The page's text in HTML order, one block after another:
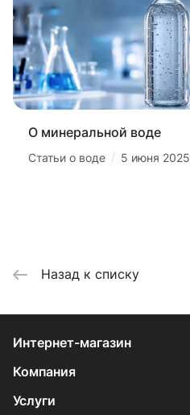
О минеральной воде
Статьи о воде / 5 июня 2025
Назад к списку
Интернет-магазин
Компания
Услуги